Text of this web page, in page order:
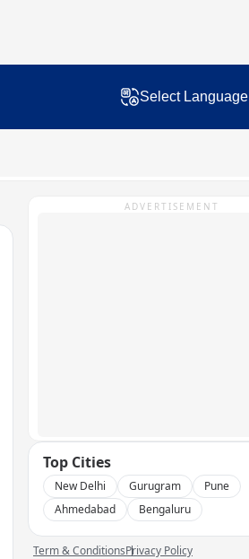
Select Language
ADVERTISEMENT
Top Cities
New Delhi Gurugram
Pune
Ahmedabad
Bengaluru
Term & ConditionsPrivacy Policy